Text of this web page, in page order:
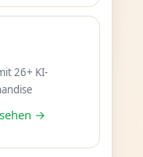
26+ KI-
→